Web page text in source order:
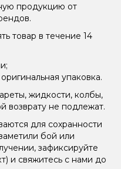
продукцию от
товар в течение 14
упаковка.
жидкости, колбы,
возврату не подлежат.
для сохранности
бой или
зафиксируйте
и свяжитесь с нами до